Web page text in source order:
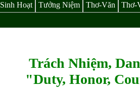
Sinh Hoạt Tưởng Niệm Thơ-Văn Thơ-
Trách Nhiệm,
"Duty, Honor,